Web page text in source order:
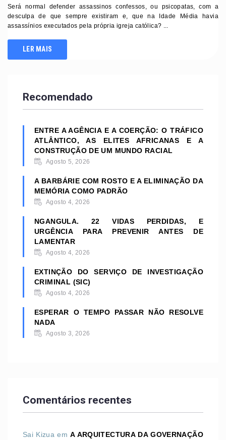
Será normal defender assassinos confessos, ou psicopatas, com a
desculpa de que sempre existiram e, que na Idade Média havia
assassínios executados pela própria igreja católica? ...
LER MAIS
Recomendado
ENTRE A AGÊNCIA E A COERÇÃO: O TRÁFICO
ATLÂNTICO, AS ELITES AFRICANAS E A
CONSTRUÇÃO DE UM MUNDO RACIAL
Agosto 5, 2026
A BARBÁRIE COM ROSTO E A ELIMINAÇÃO DA
MEMÓRIA COMO PADRÃO
Agosto 4, 2026
NGANGULA. 22 VIDAS PERDIDAS, E
URGÊNCIA PARA PREVENIR ANTES DE
LAMENTAR
Agosto 4, 2026
EXTINÇÃO DO SERVIÇO DE INVESTIGAÇÃO
CRIMINAL (SIC)
Agosto 4, 2026
ESPERAR O TEMPO PASSAR NÃO RESOLVE
NADA
Agosto 3, 2026
Comentários recentes
Sai Kizua emA ARQUITECTURA DA GOVERNAÇÃO